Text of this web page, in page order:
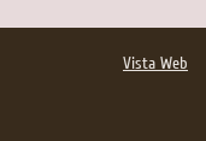
Vista Web